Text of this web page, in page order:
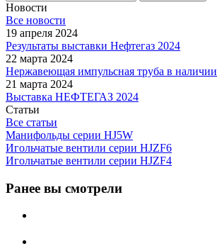
Новости
Все новости
19 апреля 2024
Результаты выставки Нефтегаз 2024
22 марта 2024
Нержавеющая импульсная труба в наличии
21 марта 2024
Выставка НЕФТЕГАЗ 2024
Статьи
Все статьи
Манифольды серии HJ5W
Игольчатые вентили серии HJZF6
Игольчатые вентили серии HJZF4
Ранее вы смотрели